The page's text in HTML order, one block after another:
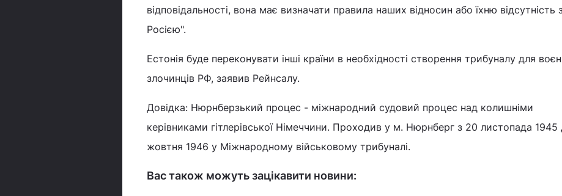
відповідальності, вона має визначати правила наших відносин або їхню відсутність
Росією".
Естонія буде переконувати інші країни в необхідності створення трибуналу для
злочинців РФ, заявив Рейнсалу.
Довідка: Нюрнберзький процес - міжнародний судовий процес над колишніми
керівниками гітлерівської Німеччини. Проходив у м. Нюрнберг з 20 листопада 1945
жовтня 1946 у Міжнародному військовому трибуналі.
Вас також можуть зацікавити новини: